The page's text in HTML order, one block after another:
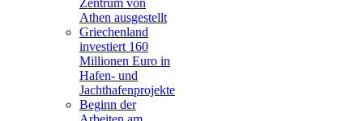
Zentrum von
Athen ausgestellt
Griechenland
investiert 160
Millionen Euro in
Hafen- und
Jachthafenprojekte
Beginn der